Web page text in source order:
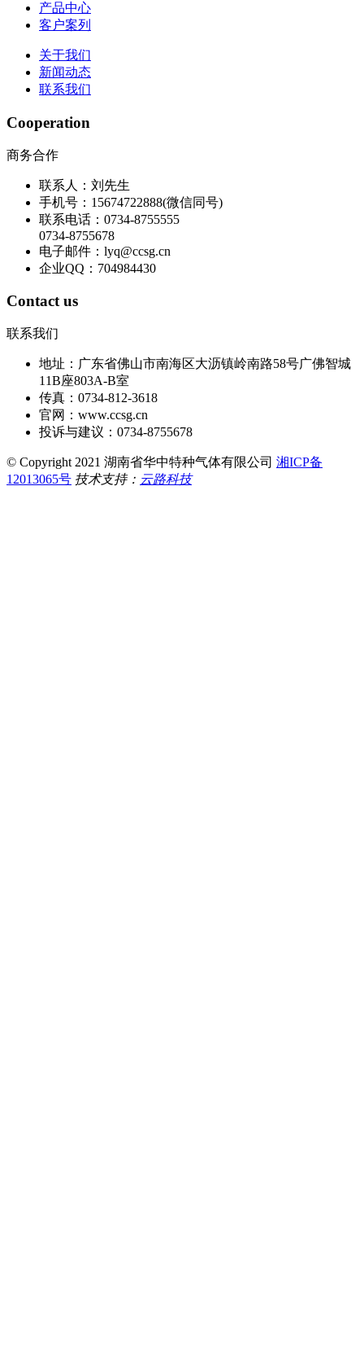
产品中心
客户案列
关于我们
新闻动态
联系我们
Cooperation
商务合作
联系人：刘先生
手机号：15674722888(微信同号)
联系电话：0734-8755555
0734-8755678
电子邮件：lyq@ccsg.cn
企业QQ：704984430
Contact us
联系我们
地址：广东省佛山市南海区大沥镇岭南路58号广佛智城
11B座803A-B室
传真：0734-812-3618
官网：www.ccsg.cn
投诉与建议：0734-8755678
© Copyright 2021 湖南省华中特种气体有限公司 湘ICP备
12013065号 技术支持： 云路科技